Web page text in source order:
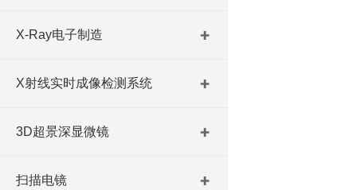
X-Ray电子制造
X射线实时成像检测系统
3D超景深显微镜
扫描电镜